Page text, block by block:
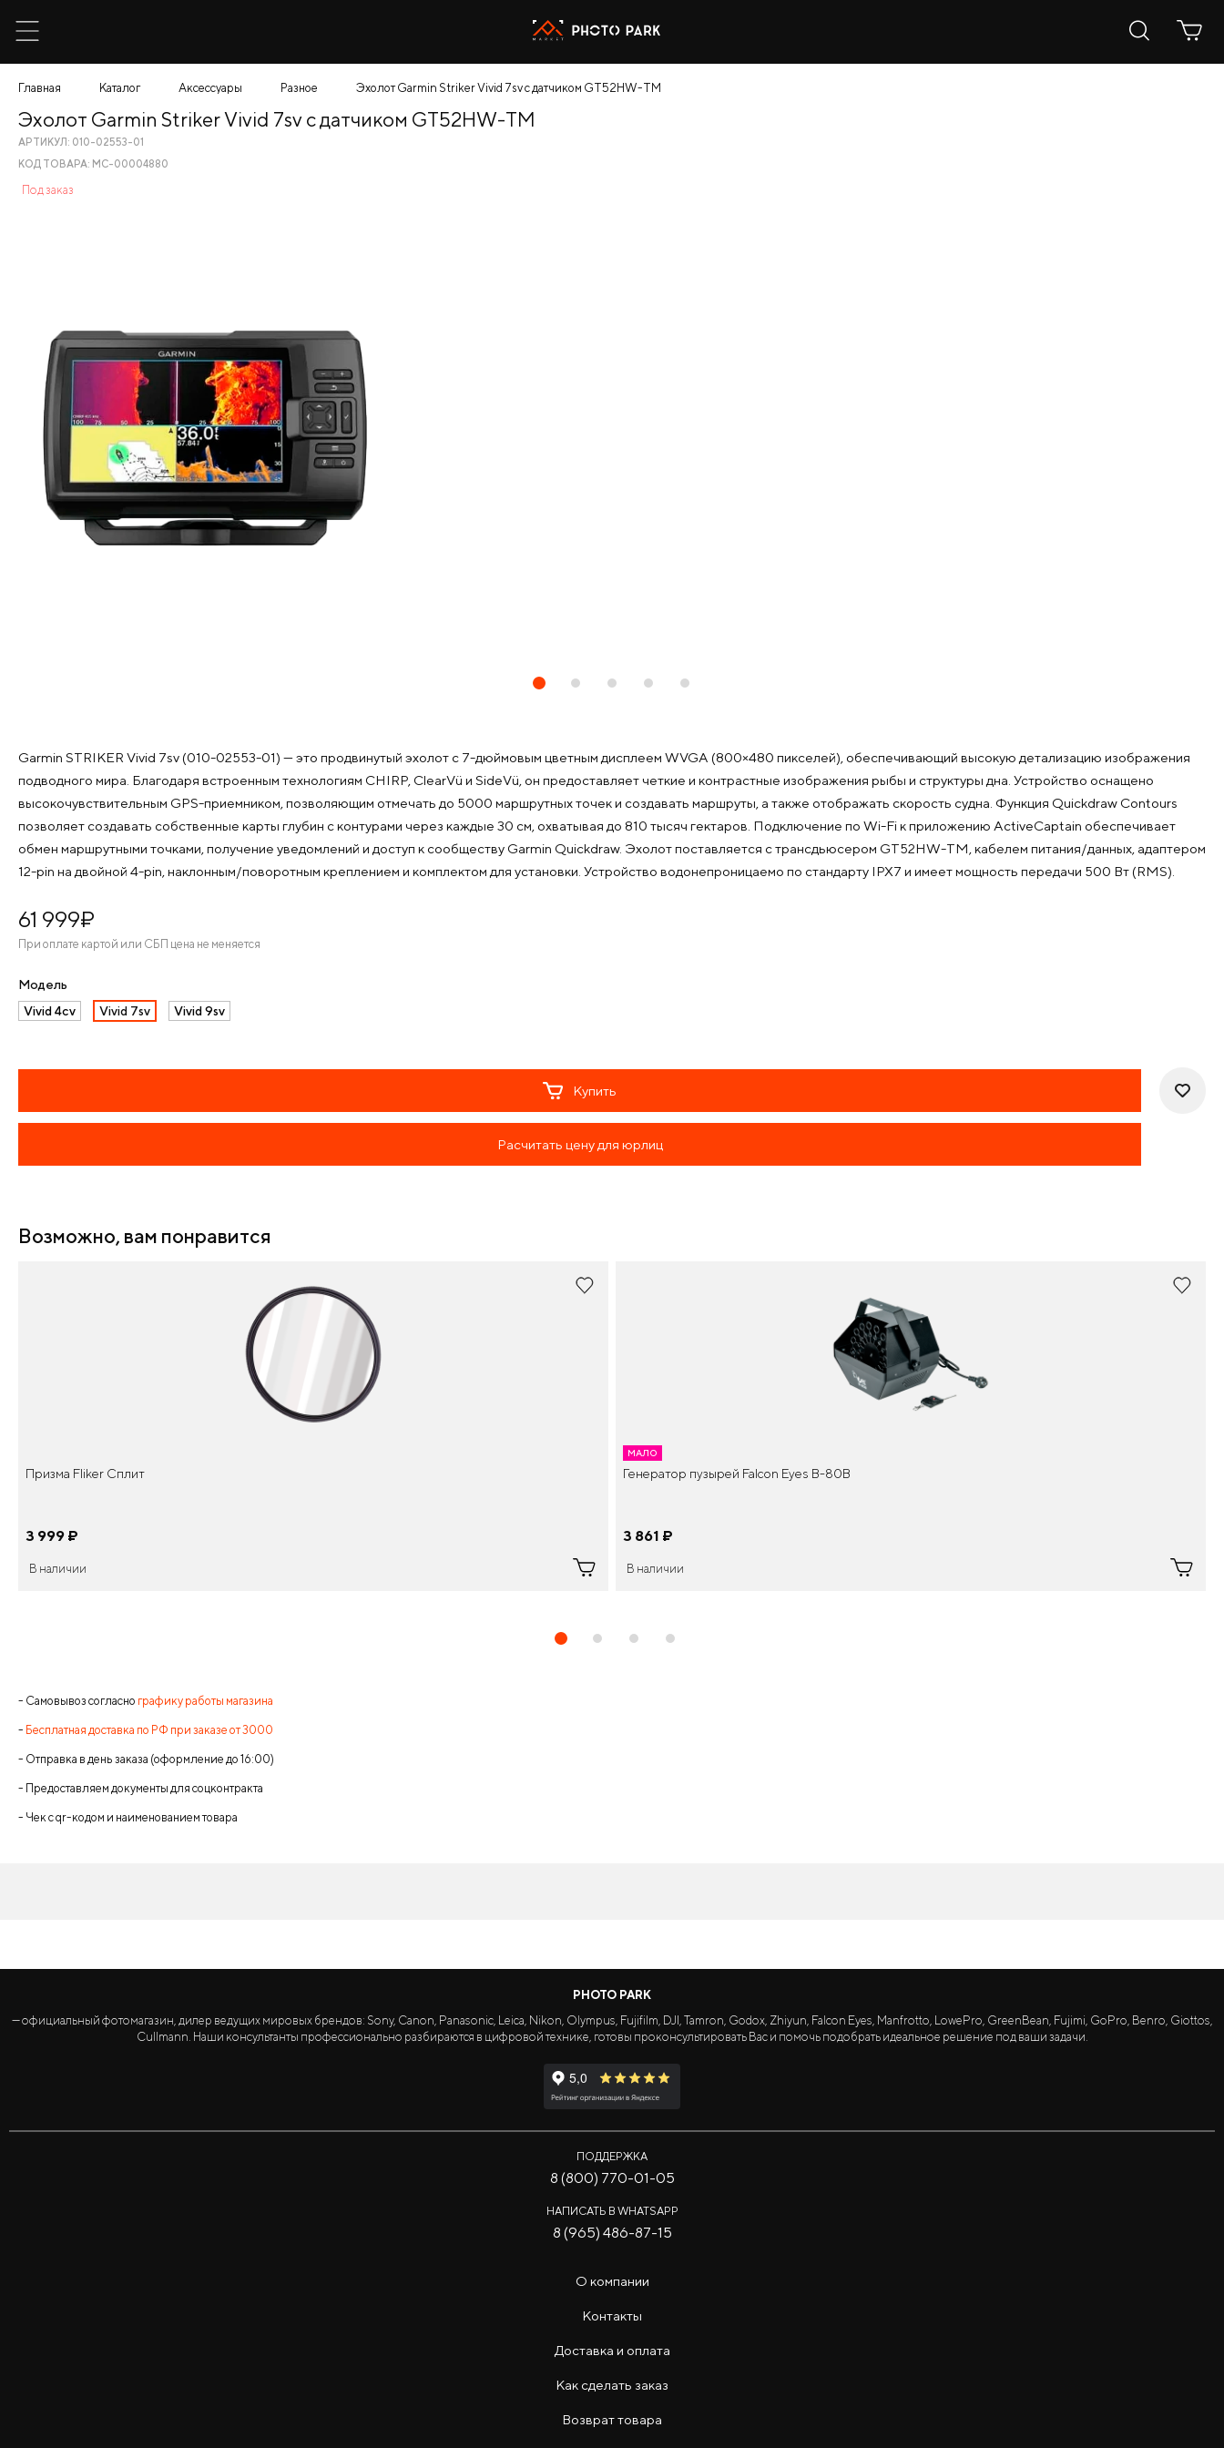
Главная Каталог Аксессуары Разное Эхолот Garmin Striker Vivid 7sv с датчиком GT52HW-TM
Garmin STRIKER Vivid 7sv (010-02553-01) — это продвинутый эхолот с 7-дюймовым цветным дисплеем WVGA (800×480 пикселей), обеспечивающий высокую детализацию изображения
подводного мира. Благодаря встроенным технологиям CHIRP, ClearVü и SideVü, он предоставляет четкие и контрастные изображения рыбы и структуры дна. Устройство оснащено
высокочувствительным GPS-приемником, позволяющим отмечать до 5000 маршрутных точек и создавать маршруты, а также отображать скорость судна. Функция Quickdraw Contours
позволяет создавать собственные карты глубин с контурами через каждые 30 см, охватывая до 810 тысяч гектаров. Подключение по Wi-Fi к приложению ActiveCaptain обеспечивает
обмен маршрутными точками, получение уведомлений и доступ к сообществу Garmin Quickdraw. Эхолот поставляется с трансдьюсером GT52HW-TM, кабелем питания/данных, адаптером
12-pin на двойной 4-pin, наклонным/поворотным креплением и комплектом для установки. Устройство водонепроницаемо по стандарту IPX7 и имеет мощность передачи 500 Вт (RMS).
61 999¤
При оплате картой или СБП цена не меняется
Модель
Vivid 4cv
Vivid 7sv Vivid 9sv
Купить
Расчитать цену для юрлиц
Возможно, вам понравится
Призма Fliker Сплит
3 999 ¤
В наличии
МАЛО
Генератор пузырей Falcon Eyes B-80В
3 861 ¤
В наличии
- Самовывоз согласно графику работы магазина
- Бесплатная доставка по РФ при заказе от 3000
- Отправка в день заказа (оформление до 16:00)
- Предоставляем документы для соцконтракта
- Чек с qr-кодом и наименованием товара
Эхолот Garmin Striker Vivid 7sv с датчиком GT52HW-TM
АРТИКУЛ: 010-02553-01
КОД ТОВАРА: МС-00004880
Под заказ
PHOTO PARK
— официальный фотомагазин, дилер ведущих мировых брендов: Sony, Canon, Panasonic, Leica, Nikon, Olympus, Fujifilm, DJI, Tamron, Godox, Zhiyun, Falcon Eyes, Manfrotto, LowePro, GreenBean, Fujimi, GoPro, Benro, Giottos,
Cullmann. Наши консультанты профессионально разбираются в цифровой технике, готовы проконсультировать Вас и помочь подобрать идеальное решение под ваши задачи.
ПОДДЕРЖКА
8 (800) 770-01-05
НАПИСАТЬ В WHATSAPP
8 (965) 486-87-15
О компании
Контакты
Доставка и оплата
Как сделать заказ
Возврат товара